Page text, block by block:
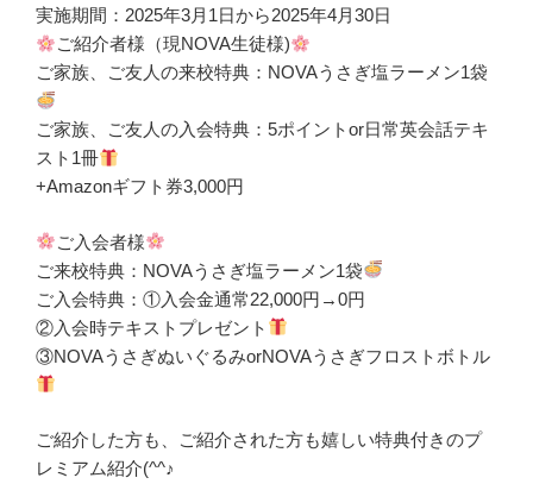
実施期間：2025年3月1日から2025年4月30日
ご紹介者様（現NOVA生徒様)
ご家族、ご友人の来校特典：NOVAうさぎ塩ラーメン1袋
ご家族、ご友人の入会特典：5ポイントor日常英会話テキ
スト1冊
+Amazonギフト券3,000円
ご入会者様
ご来校特典：NOVAうさぎ塩ラーメン1袋
ご入会特典：①入会金通常22,000円→0円
②入会時テキストプレゼント
③NOVAうさぎぬいぐるみorNOVAうさぎフロストボトル
ご紹介した方も、ご紹介された方も嬉しい特典付きのプ
レミアム紹介(^^♪